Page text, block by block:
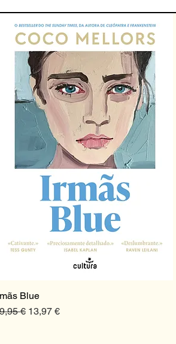
Blue
normal
€ Preço promocional
13,97 €